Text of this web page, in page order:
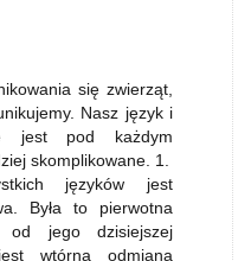
się zwierząt,
Nasz język i
jest pod każdym
skomplikowane. 1.
języków jest
Była to pierwotna
od jego dzisiejszej
wtórną odmianą